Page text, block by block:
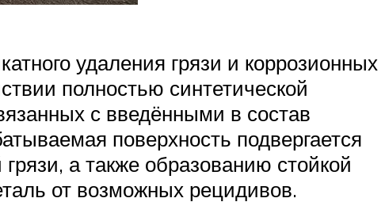
удаления грязи и коррозионных
полностью синтетической
с введёнными в состав
поверхность подвергается
а также образованию стойкой
от возможных рецидивов.